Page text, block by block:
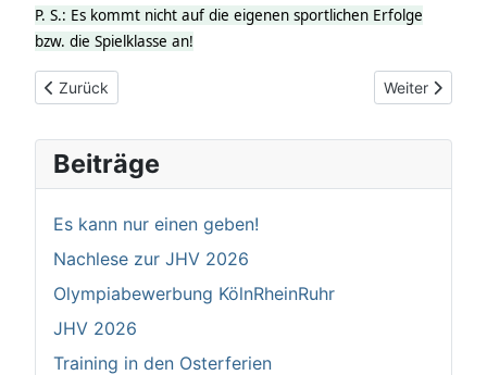
P. S.: Es kommt nicht auf die eigenen sportlichen Erfolge
bzw. die Spielklasse an!
Vorheriger Beitrag: "tischtennis" mit eigenem mytischtennis-
Zurück Nächster
Weiter
Beiträge
Es kann nur einen geben!
Nachlese zur JHV 2026
Olympiabewerbung KölnRheinRuhr
JHV 2026
Training in den Osterferien